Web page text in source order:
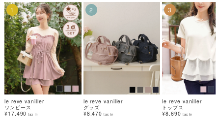
1
le reve vaniller
ワンピース
¥17,490 tax in
2
le reve vaniller
グッズ
¥8,470 tax in
3
le reve vaniller
トップス
¥8,690 tax in